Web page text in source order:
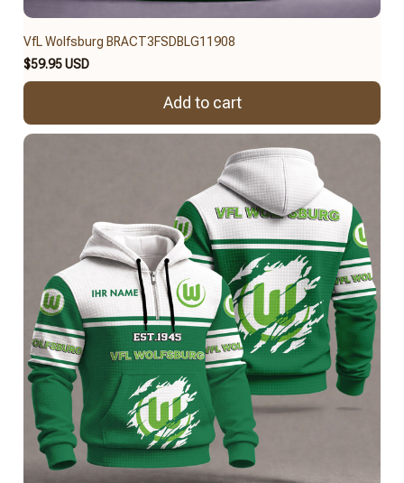
VfL Wolfsburg BRACT3FSDBLG11908
$59.95 USD
Add to cart